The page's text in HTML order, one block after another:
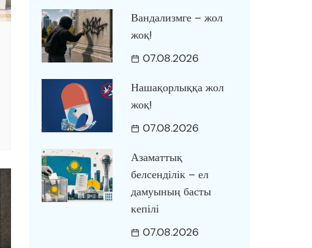
Вандализмге – жол
жоқ!
07.08.2026
Нашақорлыққа жол
жоқ!
07.08.2026
Азаматтық
белсенділік – ел
дамуының басты
кепілі
07.08.2026